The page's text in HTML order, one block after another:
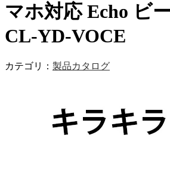
マホ対応 Echo ビ
CL-YD-VOCE
カテゴリ： 製品カタログ